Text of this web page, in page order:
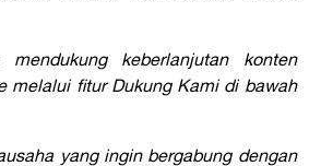
keberlanjutan konten
melalui fitur Dukung Kami di bawah
yang ingin bergabung dengan